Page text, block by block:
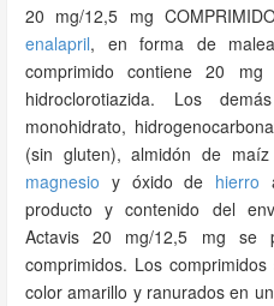
20 mg/12,5 mg
enalapril, en forma de
comprimido contiene 20
hidroclorotiazida. Los
monohidrato,
(sin gluten), almidón de
magnesio y óxido de hierro
producto y contenido del
Actavis 20 mg/12,5 mg se
comprimidos. Los
color amarillo y ranurados en